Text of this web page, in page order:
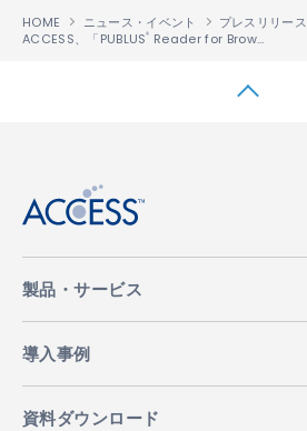
HOME ニュース・イベント
プレスリリース
ACCESS、「PUBLUS® Reader for Browser」を「Microsoft Azure」のText to Speech機能に連携、EPUB 3対応電子書籍の音声読み上げ機能を実現
製品・サービス
導入事例
資料ダウンロード